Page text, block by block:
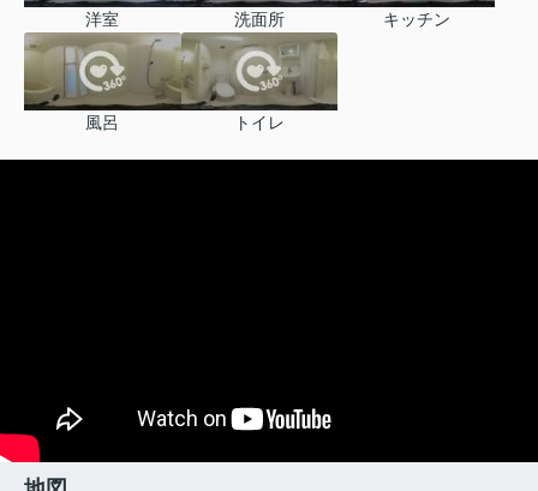
洋室 洗面所 キッチン
風呂 トイレ